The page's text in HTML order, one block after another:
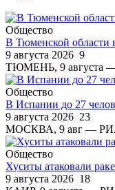
Общество
В Тюменской области
9 августа 2026 9
ТЮМЕНЬ, 9 августа
Общество
В Испании до 27
9 августа 2026 23
МОСКВА, 9 авг —
Общество
Хуситы атаковали
9 августа 2026 18